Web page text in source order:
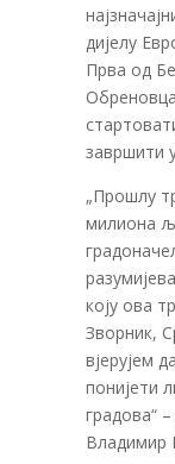
дијелу
Прва од
завршити
„Прошлу
милиона
коју ова
Зворник,
вјерујем
понијети
градова“
Владимир